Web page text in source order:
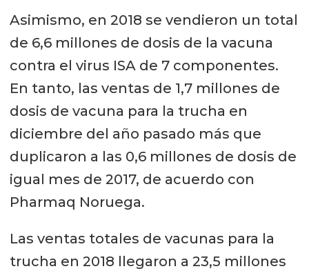
Asimismo, en 2018 se vendieron un total
de 6,6 millones de dosis de la vacuna
contra el virus ISA de 7 componentes.
En tanto, las ventas de 1,7 millones de
dosis de vacuna para la trucha en
diciembre del año pasado más que
duplicaron a las 0,6 millones de dosis de
igual mes de 2017, de acuerdo con
Pharmaq Noruega.
Las ventas totales de vacunas para la
trucha en 2018 llegaron a 23,5 millones